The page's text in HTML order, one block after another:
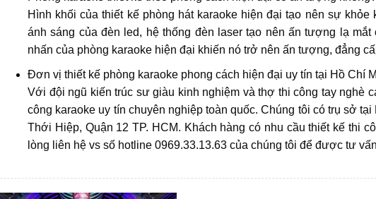
Hình khối của thiết kế phòng hát karaoke hiện đại tạo nên sự
ánh sáng của đèn led, hệ thống đèn laser tạo nên ấn tượng lạ
nhấn của phòng karaoke hiện đại khiến nó trở nên ấn tượng, đẳng
Đơn vị thiết kế phòng karaoke phong cách hiện đại uy tín tại Hồ Chí
Với đội ngũ kiến trúc sư giàu kinh nghiệm và thợ thi công tay nghè
công karaoke uy tín chuyên nghiệp toàn quốc. Chúng tôi có trụ sở
Thới Hiệp, Quận 12 TP. HCM. Khách hàng có nhu cầu thiết kế thi
lòng liên hệ vs số hotline 0969.33.13.63 của chúng tôi để được tư